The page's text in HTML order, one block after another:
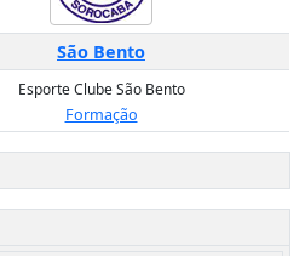
São Bento
Esporte Clube São Bento
Formação